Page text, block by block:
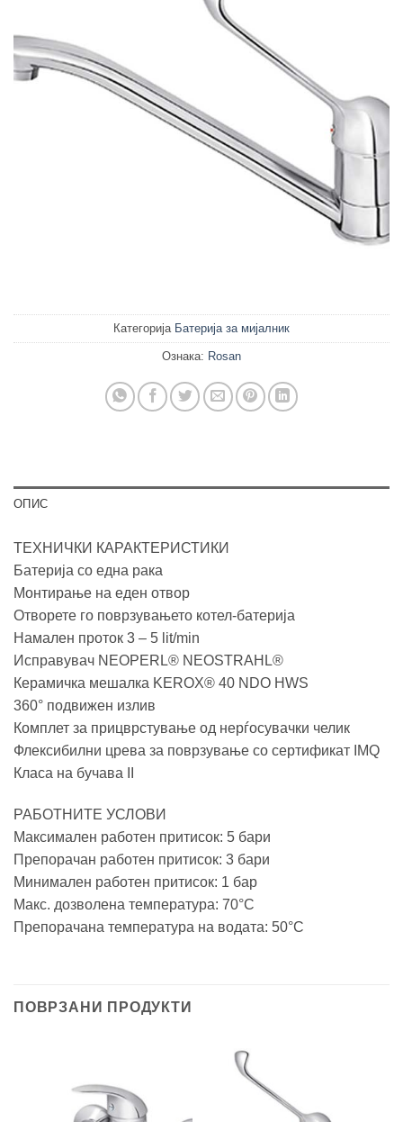
Категорија Батерија за мијалник
Ознака: Rosan
ОПИС
ТЕХНИЧКИ КАРАКТЕРИСТИКИ
Батерија со една рака
Монтирање на еден отвор
Отворете го поврзувањето котел-батерија
Намален проток 3 – 5 lit/min
Исправувач NEOPERL® NEOSTRAHL®
Керамичка мешалка KEROX® 40 NDO HWS
360° подвижен излив
Комплет за прицврстување од нерѓосувачки челик
Флексибилни црева за поврзување со сертификат IMQ
Класа на бучава II
РАБОТНИТЕ УСЛОВИ
Максимален работен притисок: 5 бари
Препорачан работен притисок: 3 бари
Минимален работен притисок: 1 бар
Макс. дозволена температура: 70°C
Препорачана температура на водата: 50°C
ПОВРЗАНИ ПРОДУКТИ